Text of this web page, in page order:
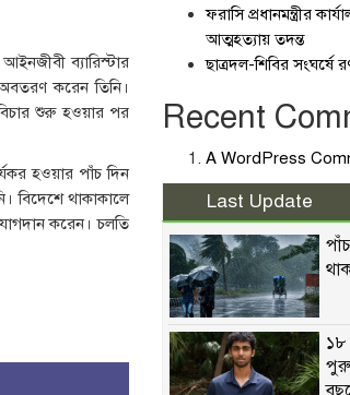
ব্যারিস্টার
করেন তিনি।
বিচার শুরু হওয়ার পর
হওয়ার পাঁচ দিন
বিদেশে থাকাকালে
করেন। চলতি
ফরাসি প্রধানমন্ত্রীর
আত্মহত্যায় তদন্ত
ছাত্রদল-শিবির সংঘর্ষে
Recent
A WordPress
Last Update
১৮